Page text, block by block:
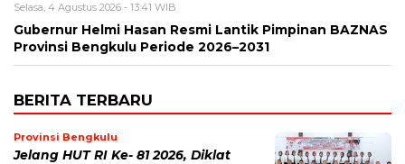
Selasa, 4 Agustus 2026 - 13:41 WIB
Gubernur Helmi Hasan Resmi Lantik Pimpinan BAZNAS
Provinsi Bengkulu Periode 2026–2031
BERITA TERBARU
Provinsi Bengkulu
Jelang HUT RI Ke- 81 2026, Diklat